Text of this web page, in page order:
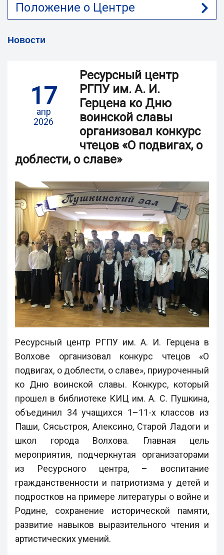
Положение о Центре
Новости
17
апр
2026
Ресурсный центр
РГПУ им. А. И.
Герцена ко Дню
воинской славы
организовал конкурс
чтецов «О подвигах, о
доблести, о славе»
Ресурсный центр РГПУ им. А. И. Герцена в
Волхове организовал конкурс чтецов «О
подвигах, о доблести, о славе», приуроченный
ко Дню воинской славы. Конкурс, который
прошел в библиотеке КИЦ им. А. С. Пушкина,
объединил 34 учащихся 1–11-х классов из
Паши, Сясьстроя, Алексино, Старой Ладоги и
школ города Волхова. Главная цель
мероприятия, подчеркнутая организаторами
из Ресурсного центра, – воспитание
гражданственности и патриотизма у детей и
подростков на примере литературы о войне и
Родине, сохранение исторической памяти,
развитие навыков выразительного чтения и
артистических умений.